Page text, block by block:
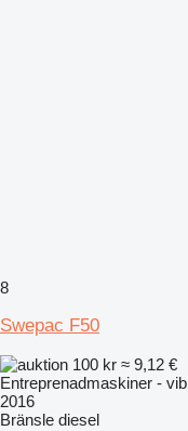
8
Swepac F50
100 kr ≈ 9,12 €
Entreprenadmaskiner -
2016
Bränsle diesel